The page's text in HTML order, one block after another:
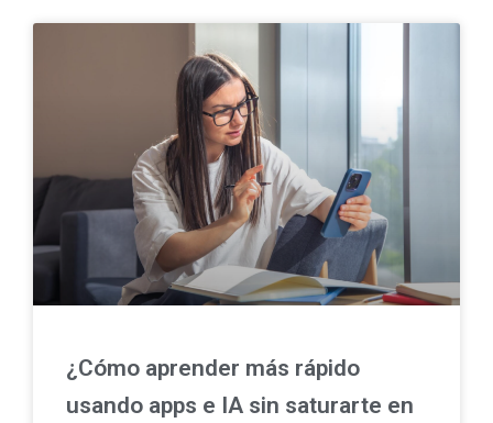
¿Cómo aprender más rápido
usando apps e IA sin saturarte en